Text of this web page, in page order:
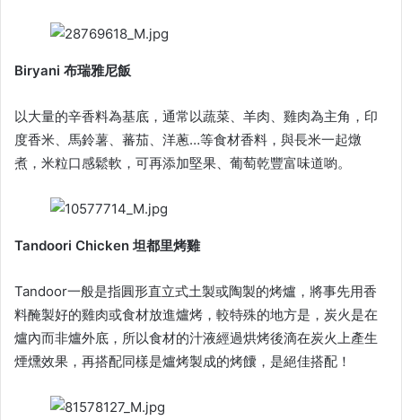
Biryani 布瑞雅尼飯
以大量的辛香料為基底，通常以蔬菜、羊肉、雞肉為主角，印
度香米、馬鈴薯、蕃茄、洋蔥…等食材香料，與長米一起燉
煮，米粒口感鬆軟，可再添加堅果、葡萄乾豐富味道喲。
Tandoori Chicken 坦都里烤雞
Tandoor一般是指圓形直立式土製或陶製的烤爐，將事先用香
料醃製好的雞肉或食材放進爐烤，較特殊的地方是，炭火是在
爐內而非爐外底，所以食材的汁液經過烘烤後滴在炭火上產生
煙燻效果，再搭配同樣是爐烤製成的烤饢，是絕佳搭配！